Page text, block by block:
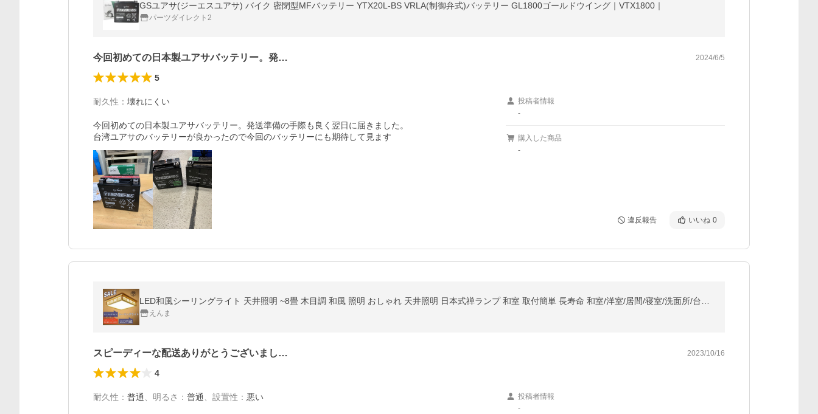
GSユアサ(ジーエスユアサ) バイク 密閉型MFバッテリー YTX20L-BS VRLA(制御弁式)バッテリー GL1800ゴールドウイング｜VTX1800｜
パーツダイレクト2
今回初めての日本製ユアサバッテリー。発… 2024/6/5
5
耐久性 ： 壊れにくい
今回初めての日本製ユアサバッテリー。発送準備の手際も良く翌日に届きました。
投稿者情報
-
購入した商品
-
違反報告 いいね 0
えんま
スピーディーな配送ありがとうございまし… 2023/10/16
4
耐久性 ： 普通 明るさ ： 普通 設置性 ： 悪い
投稿者情報
-